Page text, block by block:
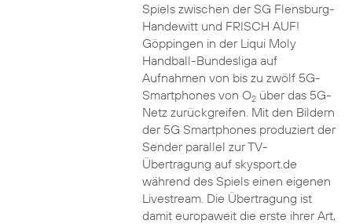
Spiels zwischen der SG Flensburg-
Handewitt und FRISCH AUF!
Göppingen in der Liqui Moly
Handball-Bundesliga auf
Aufnahmen von bis zu zwölf 5G-
Smartphones von O2über das 5G-
Netz zurückgreifen. Mit den Bildern
der 5G Smartphones produziert der
Sender parallel zur TV-
Übertragung auf skysport.de
während des Spiels einen eigenen
Livestream. Die Übertragung ist
damit europaweit die erste ihrer Art,